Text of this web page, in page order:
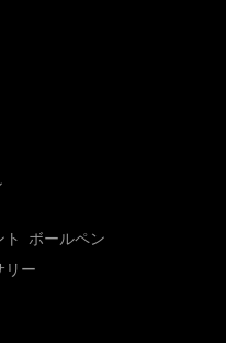
ト
ボールペン
リー